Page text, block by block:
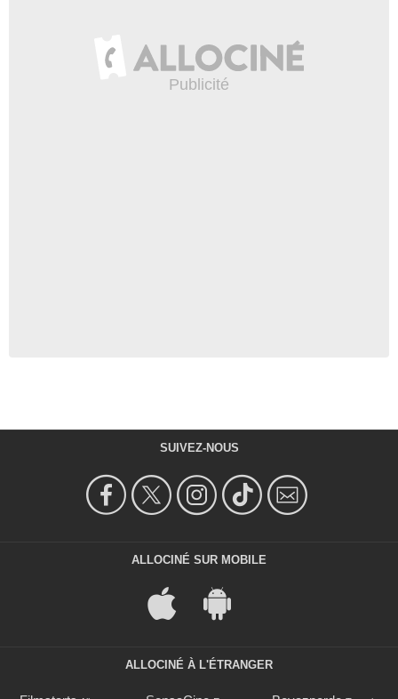
SUIVEZ-NOUS
ALLOCINÉ SUR MOBILE
ALLOCINÉ À L'ÉTRANGER